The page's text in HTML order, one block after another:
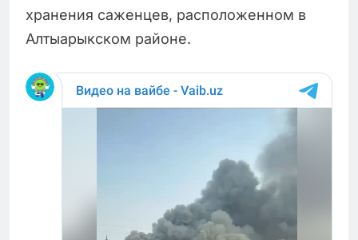
хранения саженцев, расположенном в
Алтыарыкском районе.